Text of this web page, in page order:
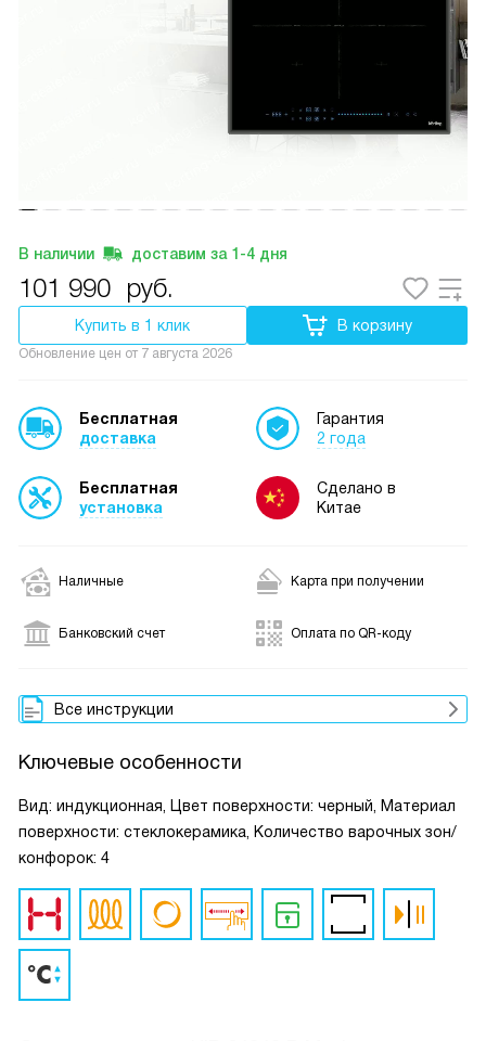
В наличии доставим за 1-4 дня
101 990 руб.
Купить в 1 клик В корзину
Обновление цен от 7 августа 2026
Бесплатная
доставка
Бесплатная
установка
Гарантия
2 года
Сделано в
Китае
Наличные Карта при получении
Банковский счет Оплата по QR-коду
Все инструкции
Ключевые особенности
Вид: индукционная, Цвет поверхности: черный, Материал
поверхности: стеклокерамика, Количество варочных зон/
конфорок: 4